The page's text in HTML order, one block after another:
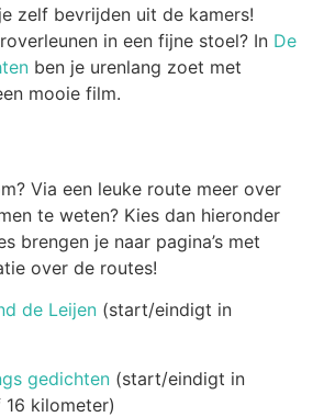
zelf bevrijden uit de kamers!
in een fijne stoel? In De
ben je urenlang zoet met
mooie film.
Via een leuke route meer over
te weten? Kies dan hieronder
brengen je naar pagina’s met
over de routes!
de Leijen (start/eindigt in
gedichten (start/eindigt in
kilometer)